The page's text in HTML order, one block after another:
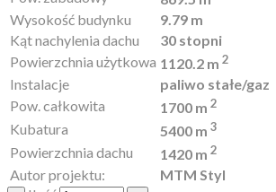
Wysokość budynku
9.79 m
Kąt nachylenia dachu
30 stopni
Powierzchnia użytkowa 1120.2 m 2
Instalacje
paliwo stałe/gaz
Pow. całkowita
1700 m 2
Kubatura 5400 m 3
Powierzchnia dachu 1420 m 2
Autor projektu:
MTM Styl